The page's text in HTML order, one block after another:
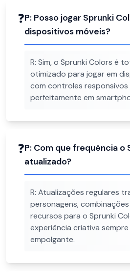
❓P: Posso jogar Sprunki
dispositivos móveis?
R: Sim, o Sprunki Colors é
otimizado para jogar em
com controles responsivos
perfeitamente em
❓P: Com que frequência o
atualizado?
R: Atualizações regulares
personagens,
recursos para o Sprunki
experiência criativa sempre
empolgante.